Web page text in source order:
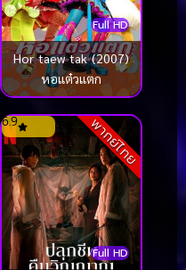
Full HD
Hor taew tak (2007)
หอแต๋วแตก
พากย์ไทย
Full HD
6.9